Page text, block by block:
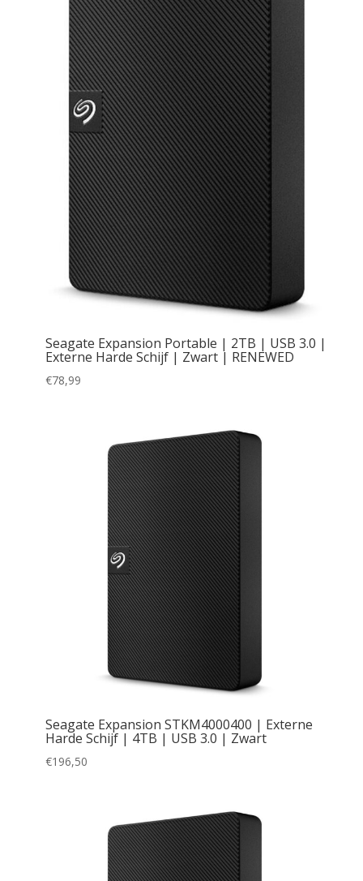
Seagate Expansion Portable | 2TB | USB 3.0 |
Externe Harde Schijf | Zwart | RENEWED
€78,99
Seagate Expansion STKM4000400 | Externe
Harde Schijf | 4TB | USB 3.0 | Zwart
€196,50